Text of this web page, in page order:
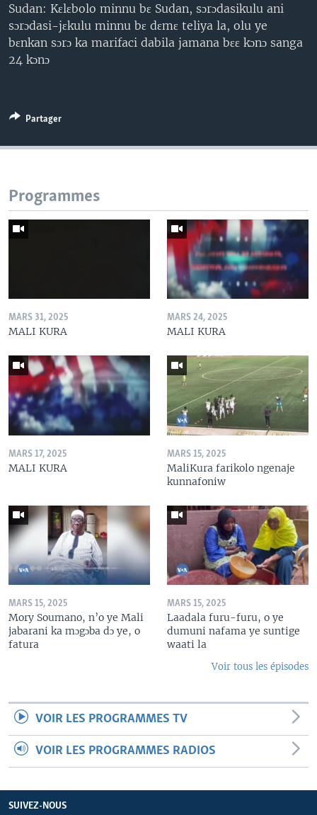
Sudan: Kɛlɛbolo minnu bɛ Sudan, sɔrɔdasikulu ani
sɔrɔdasi-jɛkulu minnu bɛ dɛmɛ teliya la, olu ye
bɛnkan sɔrɔ ka marifaci dabila jamana bɛɛ kɔnɔ sanga
24 kɔnɔ
Partager
Programmes
MARS 31, 2025
MALI KURA
MARS 24, 2025
MALI KURA
MARS 17, 2025
MALI KURA
MARS 15, 2025
MaliKura farikolo ngenaje
kunnafoniw
MARS 15, 2025
Mory Soumano, n’o ye Mali
jabarani ka mɔgɔba dɔ ye, o
fatura
MARS 15, 2025
Laadala furu-furu, o ye
dumuni nafama ye suntige
waati la
Voir tous les épisodes
VOIR LES PROGRAMMES TV
VOIR LES PROGRAMMES RADIOS
SUIVEZ-NOUS